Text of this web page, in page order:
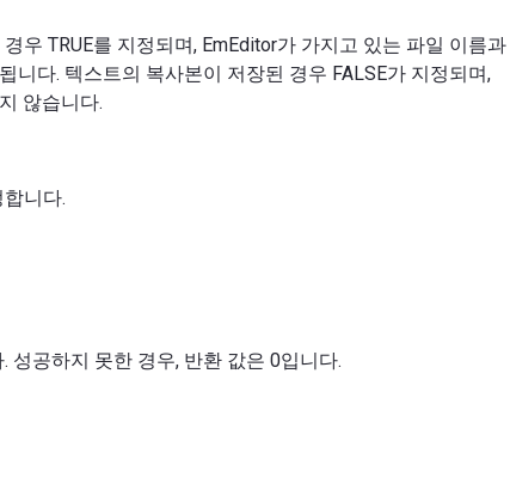
우 TRUE를 지정되며, EmEditor가 가지고 있는 파일 이름과
니다. 텍스트의 복사본이 저장된 경우 FALSE가 지정되며,
않습니다.
니다.
성공하지 못한 경우, 반환 값은 0입니다.